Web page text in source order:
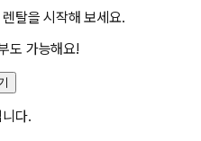
탈을 시작해 보세요.
도 가능해요!
다.